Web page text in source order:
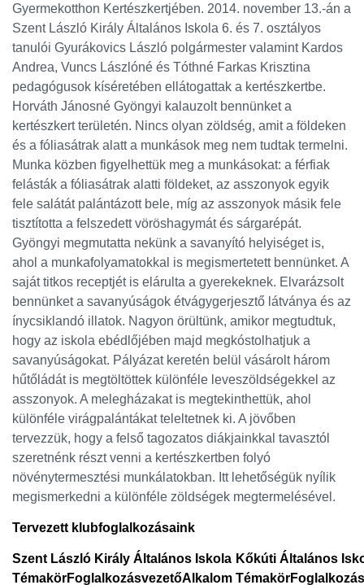
Gyermekotthon Kertészkertjében. 2014. november 13.-án a
Szent László Király Általános Iskola 6. és 7. osztályos
tanulói Gyurákovics László polgármester valamint Kardos
Andrea, Vuncs Lászlóné és Tóthné Farkas Krisztina
pedagógusok kíséretében ellátogattak a kertészkertbe.
Horváth Jánosné Gyöngyi kalauzolt bennünket a
kertészkert területén. Nincs olyan zöldség, amit a földeken
és a fóliasátrak alatt a munkások meg nem tudtak termelni.
Munka közben figyelhettük meg a munkásokat: a férfiak
felásták a fóliasátrak alatti földeket, az asszonyok egyik
fele salátát palántázott bele, míg az asszonyok másik fele
tisztította a felszedett vöröshagymát és sárgarépát.
Gyöngyi megmutatta nekünk a savanyító helyiséget is,
ahol a munkafolyamatokkal is megismertetett bennünket. A
saját titkos receptjét is elárulta a gyerekeknek. Elvarázsolt
bennünket a savanyúságok étvágygerjesztő látványa és az
ínycsiklandó illatok. Nagyon örültünk, amikor megtudtuk,
hogy az iskola ebédlőjében majd megkóstolhatjuk a
savanyúságokat. Pályázat keretén belül vásárolt három
hűtőládát is megtöltöttek különféle leveszöldségekkel az
asszonyok. A melegházakat is megtekinthettük, ahol
különféle virágpalántákat teleltetnek ki. A jövőben
tervezzük, hogy a felső tagozatos diákjainkkal tavasztól
szeretnénk részt venni a kertészkertben folyó
növénytermesztési munkálatokban. Itt lehetőségük nyílik
megismerkedni a különféle zöldségek megtermelésével.
Tervezett klubfoglalkozásaink
Szent László Király Általános Iskola Kőkúti Általános
TémakörFoglalkozásvezetőAlkalom Témakör